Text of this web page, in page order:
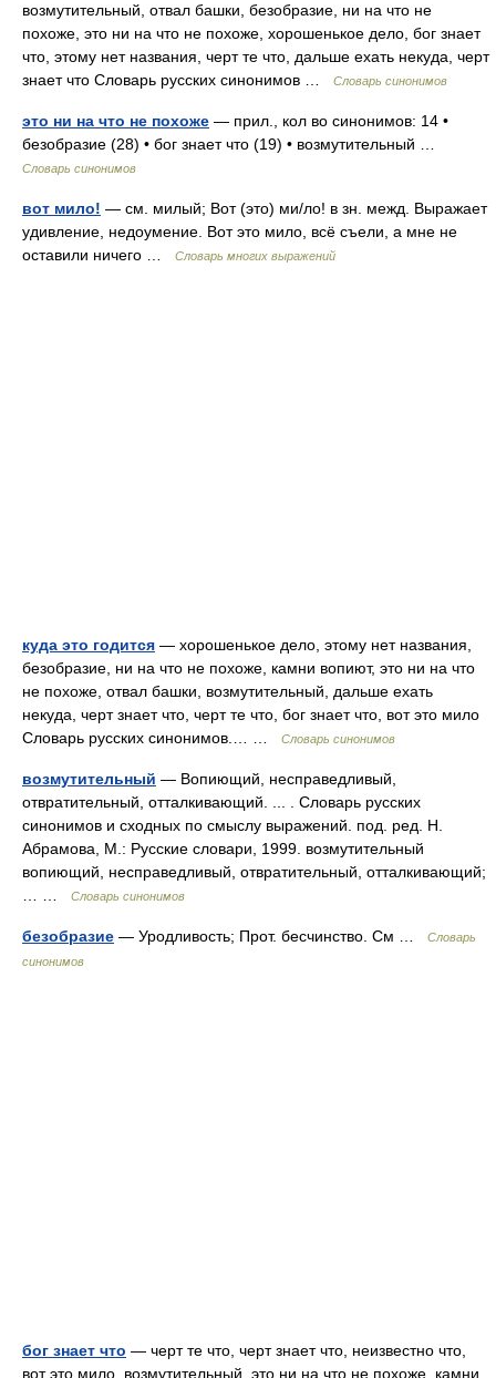
возмутительный, отвал башки, безобразие, ни на что не
похоже, это ни на что не похоже, хорошенькое дело, бог знает
что, этому нет названия, черт те что, дальше ехать некуда, черт
знает что Словарь русских синонимов …
Словарь синонимов
это ни на что не похоже — прил., кол во синонимов: 14 •
безобразие (28) • бог знает что (19) • возмутительный …
Словарь синонимов
вот мило! — см. милый; Вот (это) ми/ло! в зн. межд. Выражает
удивление, недоумение. Вот это мило, всё съели, а мне не
оставили ничего …
Словарь многих выражений
куда это годится — хорошенькое дело, этому нет названия,
безобразие, ни на что не похоже, камни вопиют, это ни на что
не похоже, отвал башки, возмутительный, дальше ехать
некуда, черт знает что, черт те что, бог знает что, вот это мило
Словарь русских синонимов.… …
Словарь синонимов
возмутительный — Вопиющий, несправедливый,
отвратительный, отталкивающий. ... . Словарь русских
синонимов и сходных по смыслу выражений. под. ред. Н.
Абрамова, М.: Русские словари, 1999. возмутительный
вопиющий, несправедливый, отвратительный, отталкивающий;
Словарь синонимов
безобразие — Уродливость; Прот. бесчинство. См …
Словарь
синонимов
бог знает что — черт те что, черт знает что, неизвестно что,
вот это мило, возмутительный, это ни на что не похоже, камни